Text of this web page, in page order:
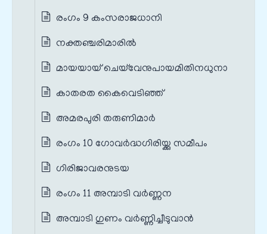
രംഗം 9 കംസരാജധാനി
നക്തഞ്ചരിമാരിൽ
മായയായ് ചെയ്‌വേനുപായമിതിനധുനാ
കാതരത കൈവെടിഞ്ഞ്
അമരപുരി തരുണിമാർ
രംഗം 10 ഗോവർദ്ധഗിരിയ്ക്കു സമീപം
ഗിരിജാവരനുടയ
രംഗം 11 അമ്പാടി വർണ്ണന
അമ്പാടി ഗുണം വർണ്ണിച്ചീടുവാൻ